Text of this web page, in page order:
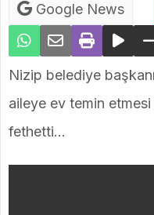
Google News
Nizip belediye
aileye ev temin
fethetti…